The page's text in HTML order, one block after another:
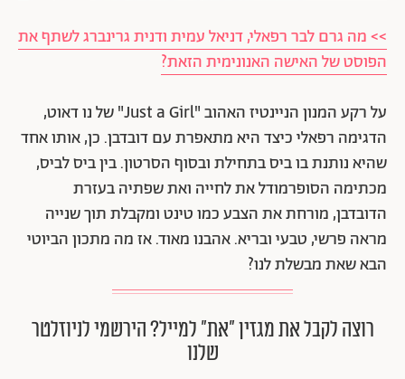
>> מה גרם לבר רפאלי, דניאל עמית ודנית גרינברג לשתף את
הפוסט של האישה האנונימית הזאת?
על רקע המנון הניינטיז האהוב "Just a Girl" של נו דאוט,
הדגימה רפאלי כיצד היא מתאפרת עם דובדבן. כן, אותו אחד
שהיא נותנת בו ביס בתחילת ובסוף הסרטון. בין ביס לביס,
מכתימה הסופרמודל את לחייה ואת שפתיה בעזרת
הדובדבן, מורחת את הצבע כמו טינט ומקבלת תוך שנייה
מראה פרשי, טבעי ובריא. אהבנו מאוד. אז מה מתכון הביוטי
הבא שאת מבשלת לנו?
רוצה לקבל את מגזין ״את״ למייל? הירשמי לניוזלטר
שלנו